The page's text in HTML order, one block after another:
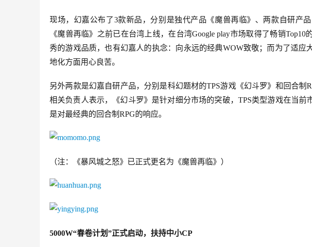
现场，幻嘉公布了3款新品，分别是独代产品《魔兽再临》、两款自研产
《魔兽再临》之前已在台湾上线，在台湾Google play市场取得了畅销
秀的游戏品质，也有幻嘉人的执念：向永远的经典WOW致敬；而为了适应
地化方面用心良苦。
另外两款是幻嘉自研产品，分别是科幻题材的TPS游戏《幻斗罗》和回合制
相关负责人表示，《幻斗罗》是针对细分市场的突破，TPS类型游戏在当前
是对最经典的回合制RPG的响应。
（注：《暴风城之怒》已正式更名为《魔兽再临》）
5000W“春卷计划”正式启动，扶持中小CP